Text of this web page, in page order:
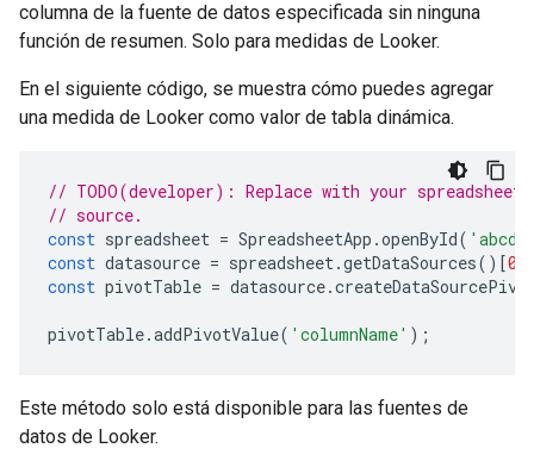
columna de la fuente de datos especificada sin ninguna
función de resumen. Solo para medidas de Looker.
En el siguiente código, se muestra cómo puedes agregar
una medida de Looker como valor de tabla dinámica.
// TODO(developer): Replace with your
// source.
const spreadsheet = SpreadsheetApp .openById(
const datasource = spreadsheet.getDataSources()[0
const pivotTable = datasource.
pivotTable.addPivotValue( 'columnName' );
Este método solo está disponible para las fuentes de
datos de Looker.